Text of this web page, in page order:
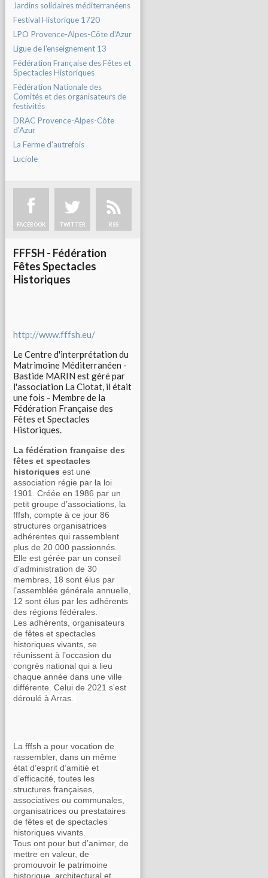
Jardins solidaires méditerranéens
Festival Historique 1720
LPO Provence-Alpes-Côte d'Azur
Ligue de l'enseignement 13
Fédération Française des Fêtes et
Spectacles Historiques
Fédération Nationale des
Comités et des organisateurs de
festivités
DRAC Provence-Alpes-Côte
d'Azur
La Ferme d'autrefois
Luciole
FACEBOOK TWITTER RSS
FFFSH - Fédération
Fêtes Spectacles
Historiques
http://www.fffsh.eu/
Le Centre d'interprétation du
Matrimoine Méditerranéen -
Bastide MARIN est géré par
l'association La Ciotat, il était
une fois - Membre de la
Fédération Française des
Fêtes et Spectacles
Historiques.
La fédération française des
fêtes et spectacles
historiques est une
association régie par la loi
1901. Créée en 1986 par un
petit groupe d’associations, la
fffsh, compte à ce jour 86
structures organisatrices
adhérentes qui rassemblent
plus de 20 000 passionnés.
Elle est gérée par un conseil
d’administration de 30
membres, 18 sont élus par
l’assemblée générale annuelle,
12 sont élus par les adhérents
des régions fédérales.
Les adhérents, organisateurs
de fêtes et spectacles
historiques vivants, se
réunissent à l’occasion du
congrès national qui a lieu
chaque année dans une ville
différente. Celui de 2021 s'est
déroulé à Arras.
La fffsh a pour vocation de
rassembler, dans un même
état d’esprit d’amitié et
d’efficacité, toutes les
structures françaises,
associatives ou communales,
organisatrices ou prestataires
de fêtes et de spectacles
historiques vivants.
Tous ont pour but d’animer, de
mettre en valeur, de
promouvoir le patrimoine
historique, architectural et